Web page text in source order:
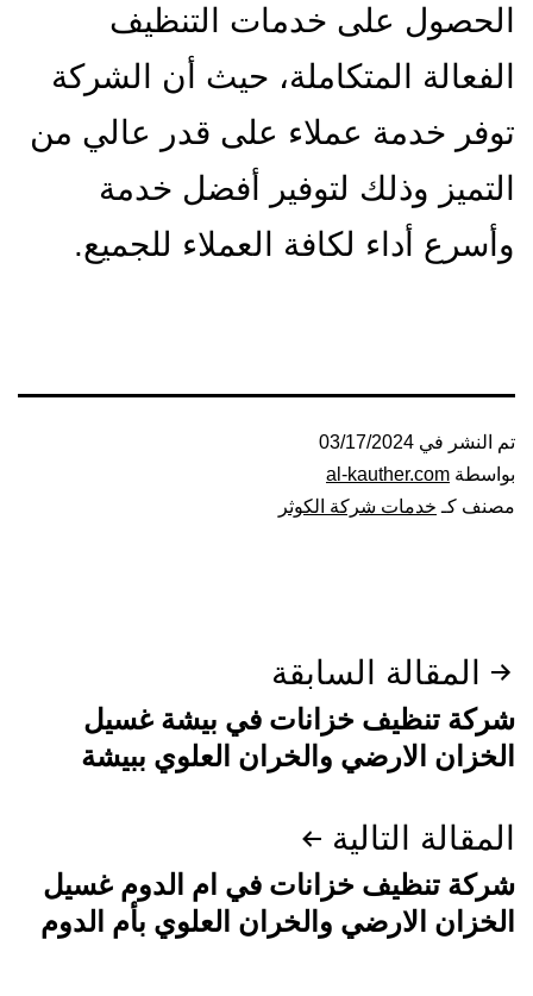
الحصول على خدمات التنظيف
الفعالة المتكاملة، حيث أن الشركة
توفر خدمة عملاء على قدر عالي من
التميز وذلك لتوفير أفضل خدمة
وأسرع أداء لكافة العملاء للجميع.
تم النشر في 03/17/2024
بواسطة al-kauther.com
مصنف كـ خدمات شركة الكوثر
تصفّح
المقالات
المقالة السابقة
شركة تنظيف خزانات في بيشة غسيل
الخزان الارضي والخران العلوي ببيشة
المقالة التالية
شركة تنظيف خزانات في ام الدوم غسيل
الخزان الارضي والخران العلوي بأم الدوم